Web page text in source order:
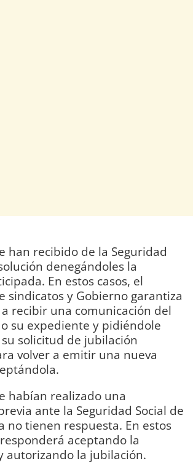
han recibido de la Seguridad
denegándoles la
En estos casos, el
sindicatos y Gobierno garantiza
recibir una comunicación del
su expediente y pidiéndole
solicitud de jubilación
volver a emitir una nueva
habían realizado una
ante la Seguridad Social de
no tienen respuesta. En estos
responderá aceptando la
autorizando la jubilación.